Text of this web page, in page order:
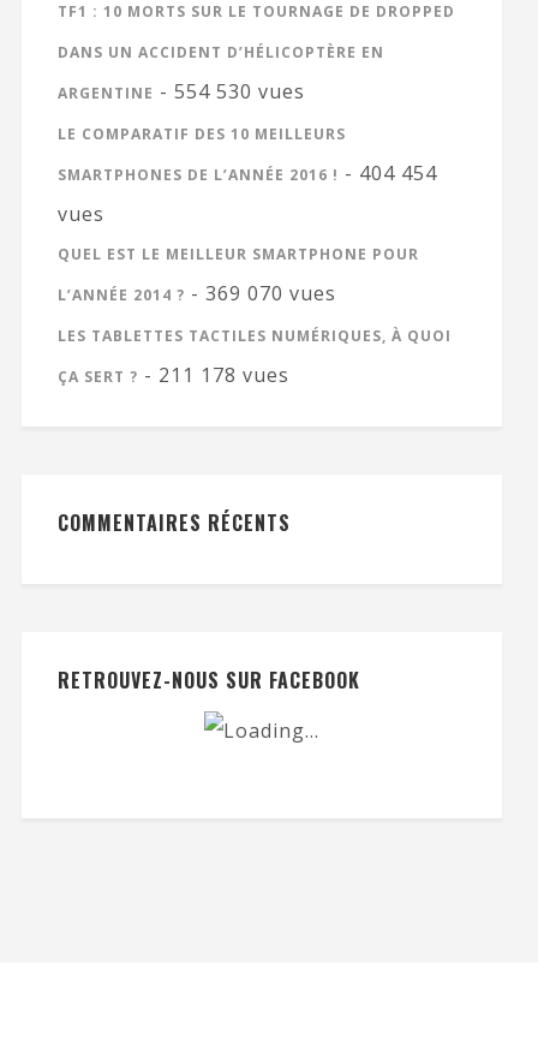
TF1 : 10 MORTS SUR LE TOURNAGE DE DROPPED
DANS UN ACCIDENT D’HÉLICOPTÈRE EN
ARGENTINE - 554 530 vues
LE COMPARATIF DES 10 MEILLEURS
SMARTPHONES DE L’ANNÉE 2016 ! - 404 454
vues
QUEL EST LE MEILLEUR SMARTPHONE POUR
L’ANNÉE 2014 ? - 369 070 vues
LES TABLETTES TACTILES NUMÉRIQUES, À QUOI
ÇA SERT ? - 211 178 vues
COMMENTAIRES RÉCENTS
RETROUVEZ-NOUS SUR FACEBOOK